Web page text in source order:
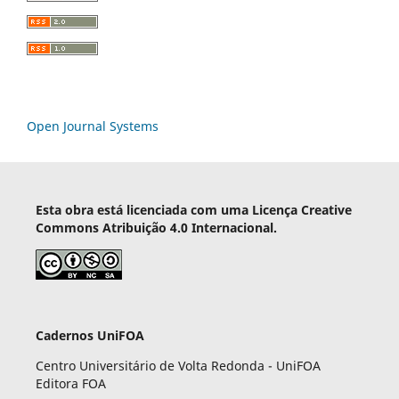
Open Journal Systems
Esta obra está licenciada com uma Licença Creative
Commons Atribuição 4.0 Internacional.
Cadernos UniFOA
Centro Universitário de Volta Redonda - UniFOA
Editora FOA